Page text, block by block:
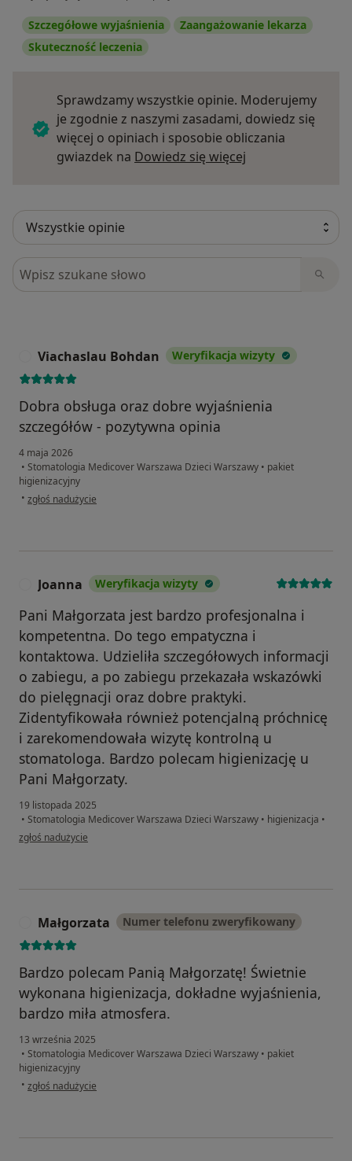
Szczegółowe wyjaśnienia
Zaangażowanie lekarza
Skuteczność leczenia
Sprawdzamy wszystkie opinie. Moderujemy
je zgodnie z naszymi zasadami, dowiedz się
więcej o opiniach i sposobie obliczania
gwiazdek na Dowiedz się więcej
Szukaj w opiniach
Viachaslau Bohdan Weryfikacja wizyty
Dobra obsługa oraz dobre wyjaśnienia
szczegółów - pozytywna opinia
4 maja 2026
• Stomatologia Medicover Warszawa Dzieci Warszawy • pakiet
higienizacyjny
• w opinii użytkownika Viachaslau Bohdan
zgłoś nadużycie
Joanna Weryfikacja wizyty
Pani Małgorzata jest bardzo profesjonalna i
kompetentna. Do tego empatyczna i
kontaktowa. Udzieliła szczegółowych informacji
o zabiegu, a po zabiegu przekazała wskazówki
do pielęgnacji oraz dobre praktyki.
Zidentyfikowała również potencjalną próchnicę
i zarekomendowała wizytę kontrolną u
stomatologa. Bardzo polecam higienizację u
Pani Małgorzaty.
19 listopada 2025
• Stomatologia Medicover Warszawa Dzieci Warszawy • higienizacja •
w opinii użytkownika Joanna
zgłoś nadużycie
Małgorzata Numer telefonu zweryfikowany
Bardzo polecam Panią Małgorzatę! Świetnie
wykonana higienizacja, dokładne wyjaśnienia,
bardzo miła atmosfera.
13 września 2025
• Stomatologia Medicover Warszawa Dzieci Warszawy • pakiet
higienizacyjny
• w opinii użytkownika Małgorzata
zgłoś nadużycie